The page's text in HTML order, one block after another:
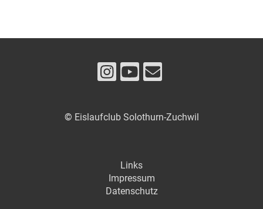
© Eislaufclub Solothurn-Zuchwil
Links
Impressum
Datenschutz